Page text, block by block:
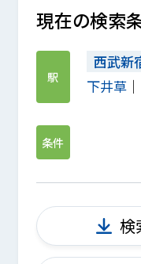
現在の検索
駅
西武新
下井草
条件
検